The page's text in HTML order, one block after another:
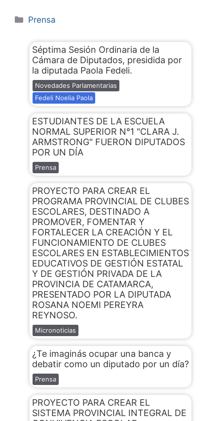
Prensa
Séptima Sesión Ordinaria de la
Cámara de Diputados, presidida por
la diputada Paola Fedeli.
Novedades Parlamentarias
Fedeli Noelia Paola
ESTUDIANTES DE LA ESCUELA
NORMAL SUPERIOR N°1 "CLARA J.
ARMSTRONG" FUERON DIPUTADOS
POR UN DÍA
Prensa
PROYECTO PARA CREAR EL
PROGRAMA PROVINCIAL DE CLUBES
ESCOLARES, DESTINADO A
PROMOVER, FOMENTAR Y
FORTALECER LA CREACIÓN Y EL
FUNCIONAMIENTO DE CLUBES
ESCOLARES EN ESTABLECIMIENTOS
EDUCATIVOS DE GESTIÓN ESTATAL
Y DE GESTIÓN PRIVADA DE LA
PROVINCIA DE CATAMARCA,
PRESENTADO POR LA DIPUTADA
ROSANA NOEMI PEREYRA
REYNOSO.
Micronoticias
¿Te imaginás ocupar una banca y
debatir como un diputado por un día?
Prensa
PROYECTO PARA CREAR EL
SISTEMA PROVINCIAL INTEGRAL DE